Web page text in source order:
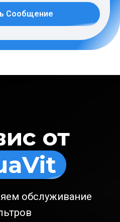
Сообщение
от
обслуживание